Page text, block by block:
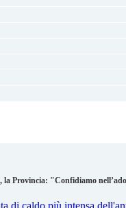
la Provincia: "Confidiamo